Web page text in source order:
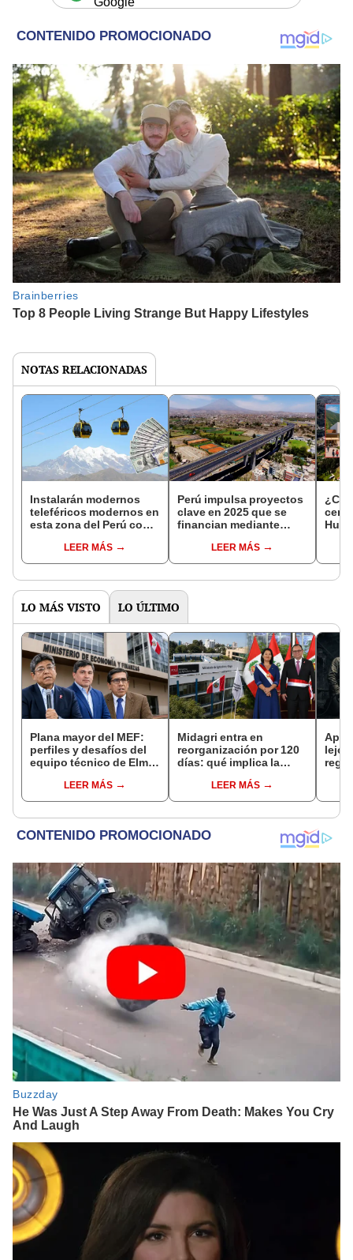
NOTAS RELACIONADAS
Instalarán modernos
teleféricos modernos en
esta zona del Perú con
US$110 millones:
impulsarán el turismo y
través de ProInversión
LEER MÁS
Perú impulsa proyectos
clave en 2025 que se
financian mediante
según ProInversión:
¿en qué regiones
LEER MÁS
LO MÁS VISTO LO ÚLTIMO
Plana mayor del MEF:
perfiles y desafíos del
equipo técnico de Elmer
LEER MÁS
Midagri entra en
reorganización por 120
días: qué implica la
podrían venir
LEER MÁS
lejos